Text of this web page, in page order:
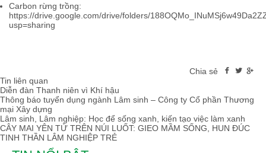
Carbon rừng trồng:
https://drive.google.com/drive/folders/
usp=sharing
Chia sẻ
Tin liên quan
Diễn đàn Thanh niên vì Khí hậu
Thông báo tuyển dụng ngành Lâm sinh – Công ty Cổ phần Thương
mại Xây dựng
Lâm sinh, Lâm nghiệp: Học để sống xanh, kiến tạo việc làm xanh
CÂY MAI YÊN TỬ TRÊN NÚI LUỐT: GIEO MẦM SỐNG, HUN ĐÚC
TINH THẦN LÂM NGHIỆP TRẺ